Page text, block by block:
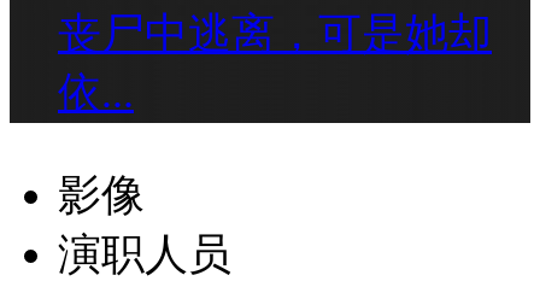
丧尸中逃离，可是她却
依...
影像
演职人员